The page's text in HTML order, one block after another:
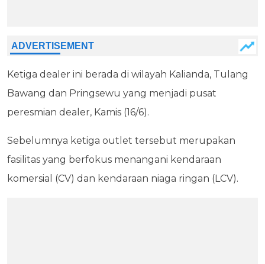
Ketiga dealer ini berada di wilayah Kalianda, Tulang
Bawang dan Pringsewu yang menjadi pusat
peresmian dealer, Kamis (16/6).
Sebelumnya ketiga outlet tersebut merupakan
fasilitas yang berfokus menangani kendaraan
komersial (CV) dan kendaraan niaga ringan (LCV).